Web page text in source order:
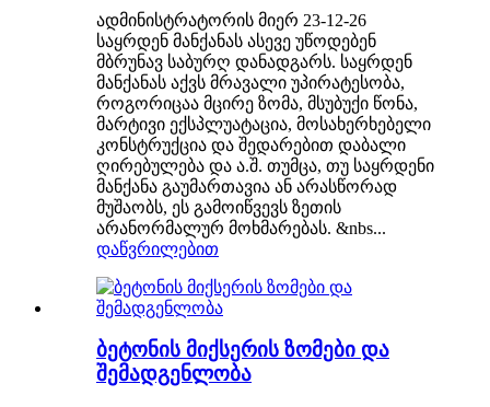
ადმინისტრატორის მიერ 23-12-26
საყრდენ მანქანას ასევე უწოდებენ
მბრუნავ საბურღ დანადგარს. საყრდენ
მანქანას აქვს მრავალი უპირატესობა,
როგორიცაა მცირე ზომა, მსუბუქი წონა,
მარტივი ექსპლუატაცია, მოსახერხებელი
კონსტრუქცია და შედარებით დაბალი
ღირებულება და ა.შ. თუმცა, თუ საყრდენი
მანქანა გაუმართავია ან არასწორად
მუშაობს, ეს გამოიწვევს ზეთის
არანორმალურ მოხმარებას. &nbs...
დაწვრილებით
ბეტონის მიქსერის ზომები და
შემადგენლობა